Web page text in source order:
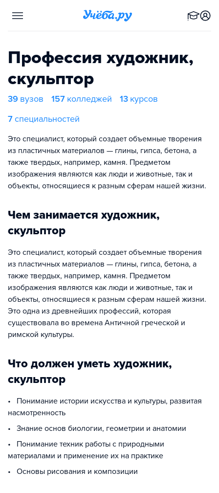
Профессия художник,
скульптор
39 вузов 157 колледжей 13 курсов
7специальностей
Это специалист, который создает объемные творения
из пластичных материалов — глины, гипса, бетона, а
также твердых, например, камня. Предметом
изображения являются как люди и животные, так и
объекты, относящиеся к разным сферам нашей жизни.
Чем занимается художник,
скульптор
Это специалист, который создает объемные творения
из пластичных материалов — глины, гипса, бетона, а
также твердых, например, камня. Предметом
изображения являются как люди и животные, так и
объекты, относящиеся к разным сферам нашей жизни.
Это одна из древнейших профессий, которая
существовала во времена Античной греческой и
римской культуры.
Что должен уметь художник,
скульптор
• Понимание истории искусства и культуры, развитая
насмотренность
• Знание основ биологии, геометрии и анатомии
• Понимание техник работы с природными
материалами и применение их на практике
• Основы рисования и композиции